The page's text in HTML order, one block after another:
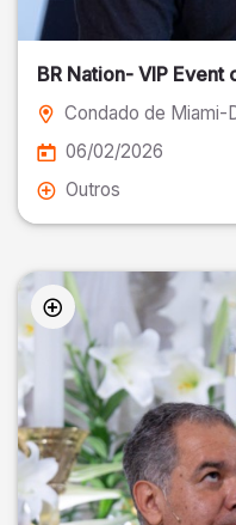
BR Nation- VIP Event
Condado de Miami-
06/02/2026
Outros